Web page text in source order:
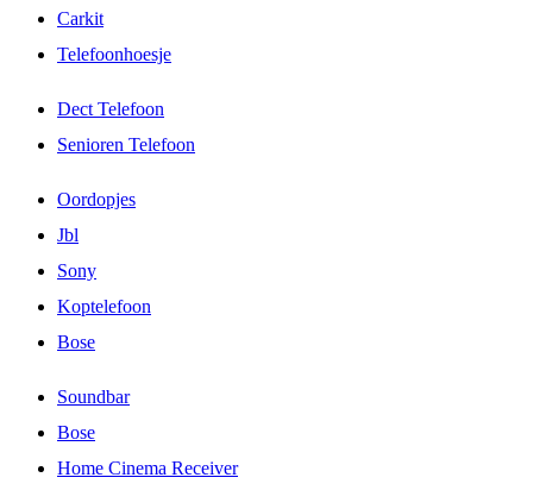
Carkit
Telefoonhoesje
Dect Telefoon
Senioren Telefoon
Oordopjes
Jbl
Sony
Koptelefoon
Bose
Soundbar
Bose
Home Cinema Receiver